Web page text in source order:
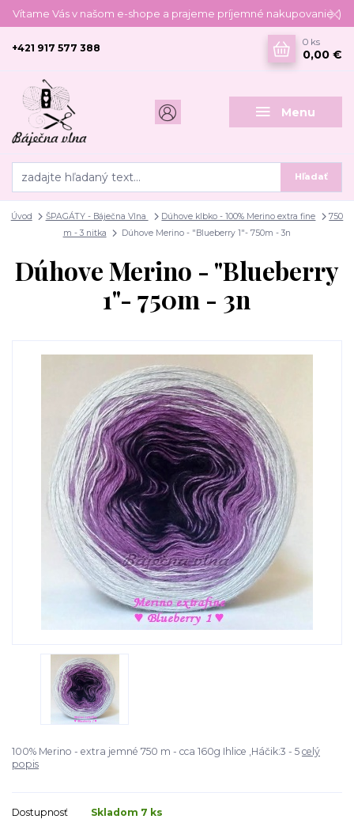
Vítame Vás v našom e-shope a prajeme príjemné nakupovanie :)
Menu
Hľadať
+421 917 577 388
0 ks
0,00 €
Úvod ŠPAGÁTY - Báječna Vlna Dúhove klbko - 100% Merino extra fine
750
m - 3 nitka
Dúhove Merino - "Blueberry 1"- 750m - 3n
Dúhove Merino - "Blueberry
1"- 750m - 3n
100% Merino - extra jemné 750 m - cca 160g Ihlice ,Háčik:3 - 5 celý
popis
Dostupnosť Skladom 7 ks